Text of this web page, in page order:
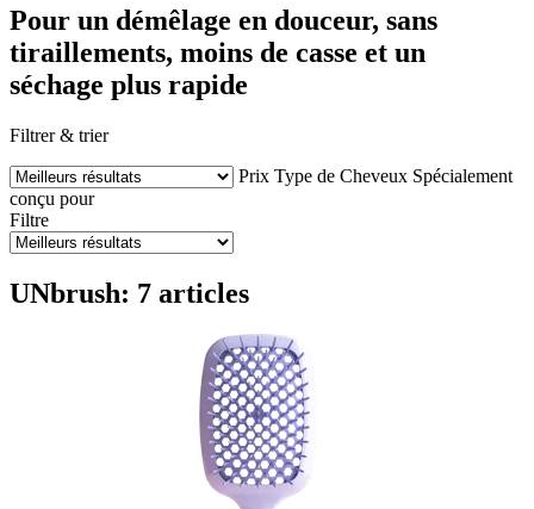
Pour un démêlage en douceur, sans
tiraillements, moins de casse et un
séchage plus rapide
Filtrer & trier
Prix Type de Cheveux Spécialement
conçu pour
Filtre
UNbrush: 7 articles